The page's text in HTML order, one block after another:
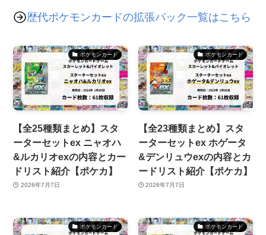
歴代ポケモンカードの拡張パック一覧はこちら
ポケモンカード
【全25種類まとめ】スタ
ーターセットex ニャオハ
&ルカリオexの内容とカー
ドリスト紹介【ポケカ】
2026年7月7日
ポケモンカード
【全23種類まとめ】スタ
ーターセットex ホゲータ
&デンリュウexの内容とカ
ードリスト紹介【ポケカ】
2026年7月7日
ポケモンカード ポケモンカード